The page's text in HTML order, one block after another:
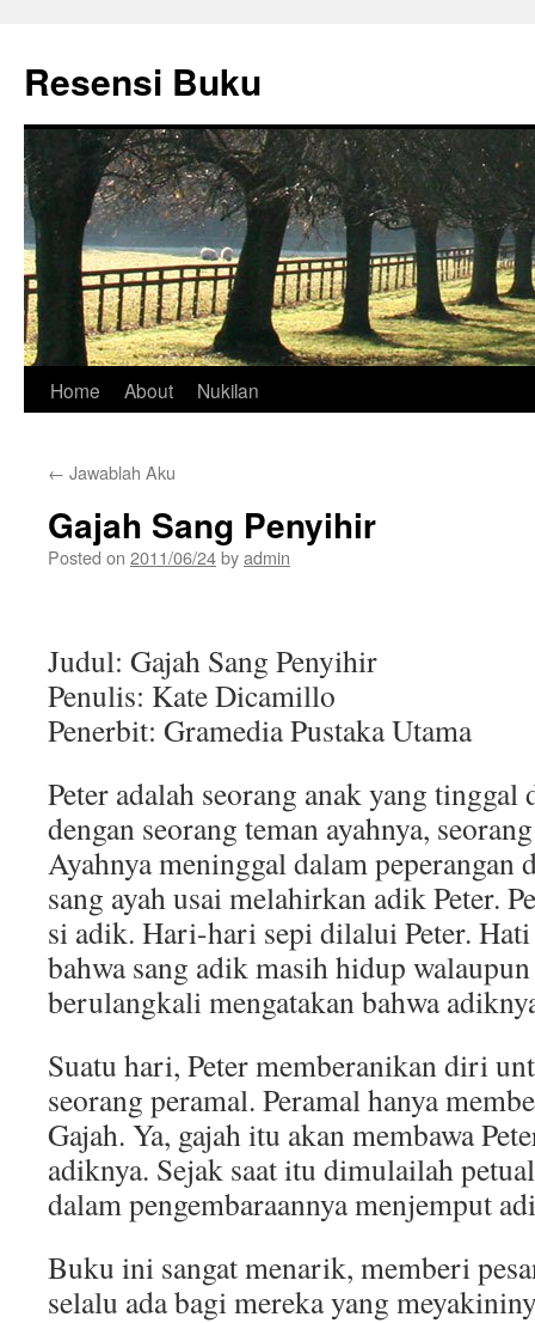
content
Resensi Buku
Home About Nukilan
← Jawablah Aku
Gajah Sang Penyihir
Posted on 2011/06/24byadmin
Judul: Gajah Sang Penyihir
Penulis: Kate Dicamillo
Penerbit: Gramedia Pustaka Utama
Peter adalah seorang anak yang
dengan seorang teman ayahnya,
Ayahnya meninggal dalam peperangan
sang ayah usai melahirkan adik Peter.
si adik. Hari-hari sepi dilalui Peter.
bahwa sang adik masih hidup
berulangkali mengatakan bahwa
Suatu hari, Peter memberanikan diri
seorang peramal. Peramal hanya
Gajah. Ya, gajah itu akan membawa
adiknya. Sejak saat itu dimulailah
dalam pengembaraannya menjemput
Buku ini sangat menarik, memberi
selalu ada bagi mereka yang